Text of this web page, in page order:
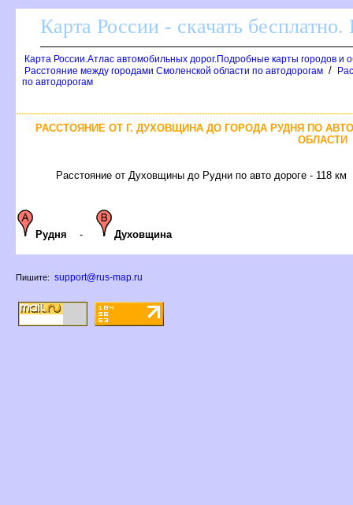
Карта России - скачать
Карта России.Атлас автомобильных дорог.Подробные карты городов и
Расстояние между городами Смоленской области по автодорогам /
по автодорогам
РАССТОЯНИЕ ОТ Г. ДУХОВЩИНА ДО ГОРОДА РУДНЯ ПО
ОБЛАСТИ
Расстояние от Духовщины до Рудни по авто дороге - 118 км
Рудня - Духовщина
Пишите: support@rus-map.ru